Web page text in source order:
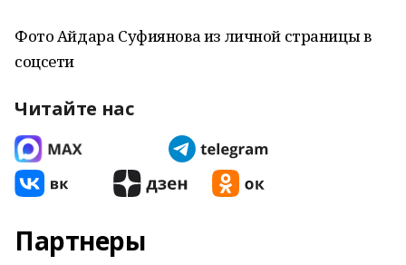
Фото Айдара Суфиянова из личной страницы в
соцсети
Читайте нас
Партнеры